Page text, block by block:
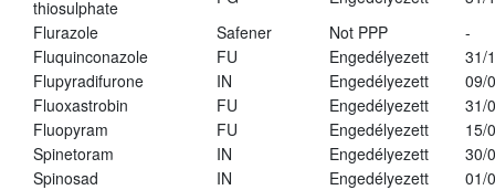
thiosulphate
Flurazole
Safener Not PPP
-
Fluquinconazole
FU Engedélyezett
31/
Flupyradifurone
IN Engedélyezett
09/
Fluoxastrobin
FU Engedélyezett
31/
Fluopyram
FU Engedélyezett
15/
Spinetoram
IN Engedélyezett
30/
Spinosad
IN Engedélyezett
01/